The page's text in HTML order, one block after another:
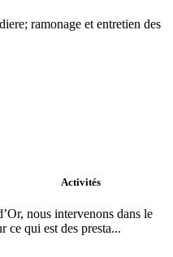
ramonage et entretien des
Activités
nous intervenons dans le
ce qui est des presta...